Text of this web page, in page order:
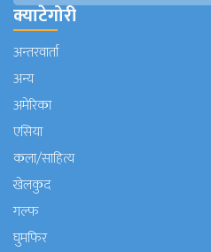
क्याटेगोरी
अन्तरवार्ता
अन्य
अमेरिका
एसिया
कला/साहित्य
खेलकुद
गल्फ
घुमफिर